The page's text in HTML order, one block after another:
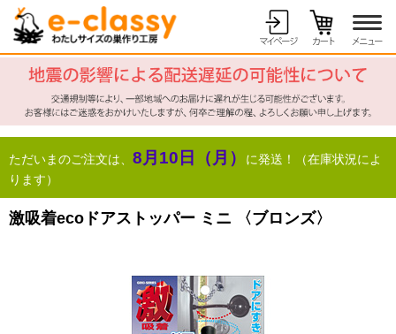
ただいまのご注文は、 8月10日（月）
に発送！（在庫状況によ
ります）
激吸着ecoドアストッパー ミニ 〈ブロンズ〉